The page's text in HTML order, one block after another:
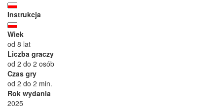
Instrukcja
Wiek
od 8 lat
Liczba graczy
od 2 do 2 osób
Czas gry
od 2 do 2 min.
Rok wydania
2025